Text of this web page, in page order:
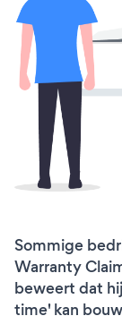
Sommige
Warranty
beweert dat
time' kan